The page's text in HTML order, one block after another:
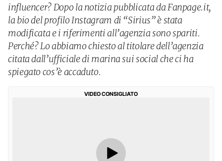
influencer? Dopo la notizia pubblicata da Fanpage.it,
la bio del profilo Instagram di “Sirius” è stata
modificata e i riferimenti all’agenzia sono spariti.
Perché? Lo abbiamo chiesto al titolare dell’agenzia
citata dall’ufficiale di marina sui social che ci ha
spiegato cos’è accaduto.
VIDEO CONSIGLIATO